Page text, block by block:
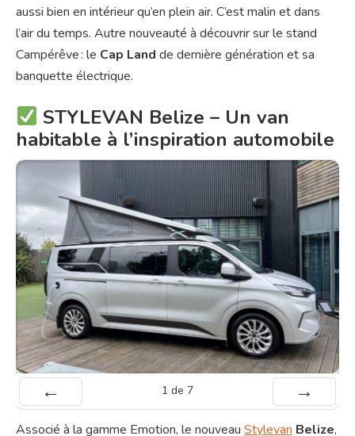
aussi bien en intérieur qu’en plein air. C’est malin et dans
l’air du temps. Autre nouveauté à découvrir sur le stand
Campérêve : le Cap Land de dernière génération et sa
banquette électrique.
STYLEVAN Belize – Un van
habitable à l’inspiration automobile
1 de 7
Associé à la gamme Emotion, le nouveau Stylevan Belize,